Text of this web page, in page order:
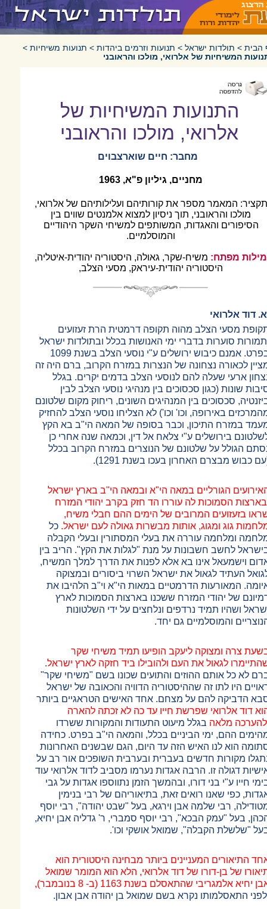
הבית > תולדות ישראל > תנועות וזרמים ביהדות > תנועות משיחיות >
המשיחיות של אלרואי, מולכו והראובני
התנועות המשיחיות של
אלרואי, מולכו והראובני
מחבר: חיים שוארצבוים
מחניים, גיליון פ"א, 1963
תקציר: המאמר מספר את קורותיהם ועלילותיהם של אלרואי,
מולכו והראובני, תוך ניסיון למצוא אלמנטים שווים בין
הסיפורים והאגדות, המשותפים למשיחי השקר היהודיים
והמוסלמיים.
מילות מפתח: משיח-שקר, גאולה, היסטוריה יהודית-איטליה,
היסטוריה יהודית-עיראק, מסעי הצלב,
א. דוד אלרואי
מסעי הצלב מהוה תקופה דרמטית הרת זעזועים
סוערות בדברי ימי האנושות בכלל ובתולדות ישראל
בפרט. אמנם כיבוש ירושלים ע"י נוסעי הצלב בשנת 1099
לכאורה נצחונה של הנצרות במזרח הקרוב, ברם היה זה
ארעי שעלה להם לנוסעי הצלב בדמים יקרים. בגלל
שונות (כגון סכסוכים בין מנהיגי נוסעי הצלב לבין
סכסוכים בין המנהיגים השונים, ריחוק מקום שלטונם
באירופה, וכו' וכו') לא הצליחו נוסעי הצלב להחזיק
במזרח התיכון, וכבר בסופה של המאה הי"ב בא הקץ
בירושלים ע"י צלאח אל דין, וכמאה שנה אחרי כן
הגולל על שלטונם של הנוצרים במזרח הקרוב בכלל
כבוש מבצרם האחרון בעכו בשנת 1291).
הגורליים במאה הי"א ובמאה הי"ב בארץ ישראל
הסמוכות לה עוררו הד חזק בקרב יהודי המזרח
בזעזועים המרובים של הימים ההם חבלי משיח,
גוג ומגוג, אותות מבשרות גאולה לעם ישראל. כל
ומלחמה עוררה את בעלי המסתורין ובעלי הקבלה
לחשב חשבונות על מנת "לגלות את הקץ". הריב בין
וישמעאל אינו בא אלא לפנות את הדרך למלך המשיח,
העתיד לגאול את ישראל השרוי ביסורים ובמצוקה
המאורעות הדרמטיים במאות הי"א וי"ב הלהיבו את
של יהודי המזרח ששכנו בארצות הסמוכות לארץ
ושהיו תמיד נרדפים ונלחצים על ידי השלטונות
והמוסלמיים גם יחד.
צרה ומצוקה ליעקב הופיעו תמיד משיחי שקר
לגאול את העם ולהובילו ביד חזקה לארץ ישראל.
לא כל אותם ההוזים והתועים שכונו בשם "משיחי שקר"
היו לתו זה שההיסטוריה הדוויה והכאובה של ישראל
הדביקה להם על מצחם. אחד האישים הטראגיים ביותר
דוד אלרואי שפרשת חייו עד כה לא זכתה להארה
מלאה בגלל מיעוט התעודות והמקורות ששרדו
ההם, ימי הביניים בכלל, והמאה הי"ב בפרט. כחידה
הוא לנו האיש הזה עד היום, הגם שבשנים האחרונות
מקורות חדשים בעברית ובערבית השופכים אור רב על
דגולה זו. הרבה אגדות נערמו מסביב לדוד אלרואי עוד
חייו ע"י בני דורו, ובהמשך הזמן נתווספו אגדות על גבי
כפי שאנו רואים זאת, בתיאוריהם של רבי בנימין
רבי שלמה אבן וירגא, בעל "שבט יהודה", רבי יוסף
בעל "עמק הבכא", רבי יוסף סמברי, ר' גדליה אבן יחיא,
"שלשלת הקבלה", שמואל אושקי וכו'.
התיאורים המעניינים ביותר מבחינה היסטורית הוא
של בן-דורו של דוד אלרואי, הלא הוא המומר שמואל
יחיא אלמגריבי שהתאסלם בשנת 1163 (ב- 8 בנובמבר),
התאסלמותו נקרא בשם שמואל בן יהודה אבן אבון.